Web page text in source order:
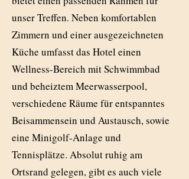
unser Treffen. Neben komfortablen
Zimmern und einer ausgezeichneten
Küche umfasst das Hotel einen
Wellness-Bereich mit Schwimmbad
und beheiztem Meerwasserpool,
verschiedene Räume für entspanntes
Beisammensein und Austausch, sowie
eine Minigolf-Anlage und
Tennisplätze. Absolut ruhig am
Ortsrand gelegen, gibt es auch viele